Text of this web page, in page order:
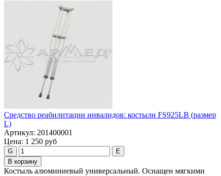
Средство реабилитации инвалидов: костыли FS925LB (размер
L)
Артикул: 201400001
Цена: 1 250 руб
G
E
В корзину
Костыль алюминиевый универсальный. Оснащен мягкими